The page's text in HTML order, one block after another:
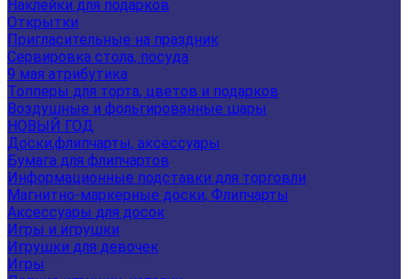
Наклейки для подарков
Открытки
Пригласительные на праздник
Сервировка стола, посуда
9 мая атрибутика
Топперы для торта, цветов и подарков
Воздушные и фольгированные шары
НОВЫЙ ГОД
Доски,флипчарты, аксессуары
Бумага для флипчартов
Информационные подставки для торговли
Магнитно-маркерные доски, Флипчарты
Аксессуары для досок
Игры и игрушки
Игрушки для девочек
Игры